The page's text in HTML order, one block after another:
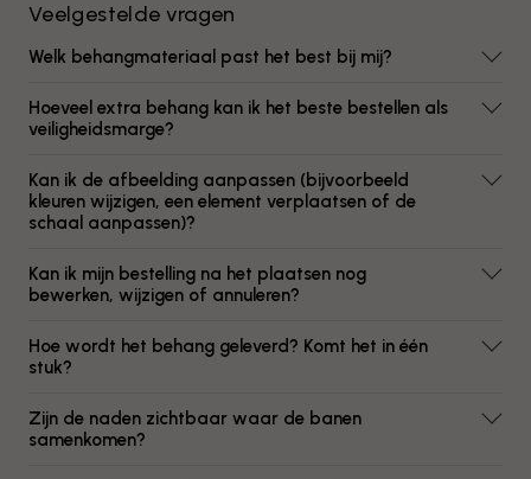
Veelgestelde vragen
Welk behangmateriaal past het best bij mij?
Hoeveel extra behang kan ik het beste bestellen als
veiligheidsmarge?
Kan ik de afbeelding aanpassen (bijvoorbeeld
kleuren wijzigen, een element verplaatsen of de
schaal aanpassen)?
Kan ik mijn bestelling na het plaatsen nog
bewerken, wijzigen of annuleren?
Hoe wordt het behang geleverd? Komt het in één
stuk?
Zijn de naden zichtbaar waar de banen
samenkomen?